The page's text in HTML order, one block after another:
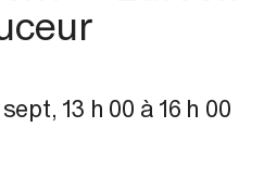
, 13 h 00 à 16 h 00